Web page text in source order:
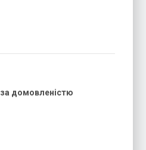
за домовленістю